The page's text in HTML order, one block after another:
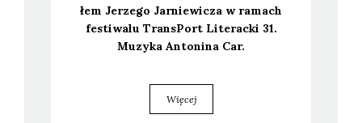
łem Jerze­go Jar­nie­wi­cza w ramach
festi­wa­lu Trans­Port Lite­rac­ki 31.
Muzy­ka Anto­ni­na Car.
Więcej